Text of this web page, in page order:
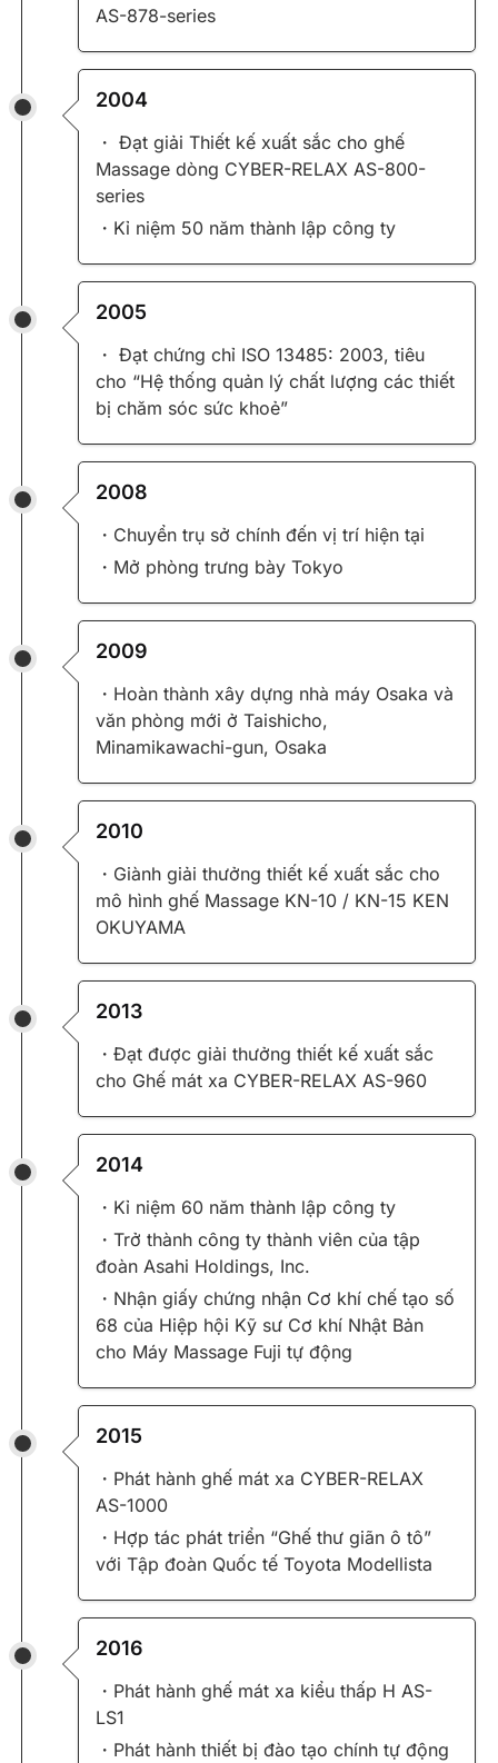
AS-878-series
2004
・ Đạt giải Thiết kế xuất sắc cho ghế
Massage dòng CYBER-RELAX AS-800-
series
・Kỉ niệm 50 năm thành lập công ty
2005
・ Đạt chứng chỉ ISO 13485: 2003, tiêu
cho “Hệ thống quản lý chất lượng các thiết
bị chăm sóc sức khoẻ”
2008
・Chuyển trụ sở chính đến vị trí hiện tại
・Mở phòng trưng bày Tokyo
2009
・Hoàn thành xây dựng nhà máy Osaka và
văn phòng mới ở Taishicho,
Minamikawachi-gun, Osaka
2010
・Giành giải thưởng thiết kế xuất sắc cho
mô hình ghế Massage KN-10 / KN-15 KEN
OKUYAMA
2013
・Đạt được giải thưởng thiết kế xuất sắc
cho Ghế mát xa CYBER-RELAX AS-960
2014
・Kỉ niệm 60 năm thành lập công ty
・Trở thành công ty thành viên của tập
đoàn Asahi Holdings, Inc.
・Nhận giấy chứng nhận Cơ khí chế tạo số
68 của Hiệp hội Kỹ sư Cơ khí Nhật Bản
cho Máy Massage Fuji tự động
2015
・Phát hành ghế mát xa CYBER-RELAX
AS-1000
・Hợp tác phát triển “Ghế thư giãn ô tô”
với Tập đoàn Quốc tế Toyota Modellista
2016
・Phát hành ghế mát xa kiểu thấp H AS-
LS1
・Phát hành thiết bị đào tạo chính tự động